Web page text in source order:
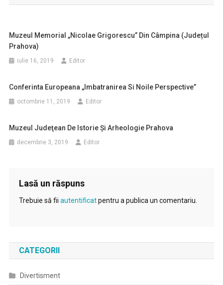
articole
Muzeul Memorial „Nicolae Grigorescu” Din Câmpina (județul
Prahova)
iulie 16, 2019 Editor
Conferinta Europeana „Imbatranirea Si Noile Perspective”
octombrie 11, 2019 Editor
Muzeul Judeţean De Istorie Şi Arheologie Prahova
decembrie 3, 2019 Editor
Lasă un răspuns
Trebuie să fii autentificatpentru a publica un comentariu.
CATEGORII
Divertisment